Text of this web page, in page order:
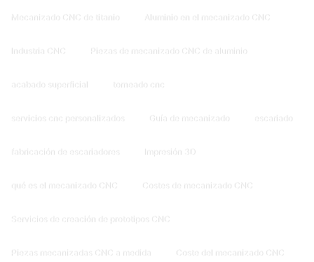
Mecanizado CNC de titanio Aluminio en el mecanizado CNC
Industria CNC Piezas de mecanizado CNC de aluminio
acabado superficial torneado cnc
servicios cnc personalizados Guía de mecanizado escariado
fabricación de escariadores Impresión 3D
qué es el mecanizado CNC Costes de mecanizado CNC
Servicios de creación de prototipos CNC
Piezas mecanizadas CNC a medida Coste del mecanizado CNC